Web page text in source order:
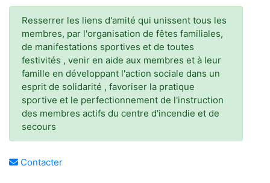
Resserrer les liens d'amité qui unissent tous les
membres, par l'organisation de fêtes familiales,
de manifestations sportives et de toutes
festivités , venir en aide aux membres et à leur
famille en développant l'action sociale dans un
esprit de solidarité , favoriser la pratique
sportive et le perfectionnement de l'instruction
des membres actifs du centre d'incendie et de
secours
Contacter